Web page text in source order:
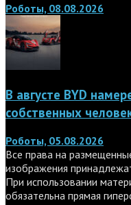
Роботы, 08.08.2026
В августе BYD
собственных
Роботы, 05.08.2026
Все права на
изображения
При использовании
обязательна прямая